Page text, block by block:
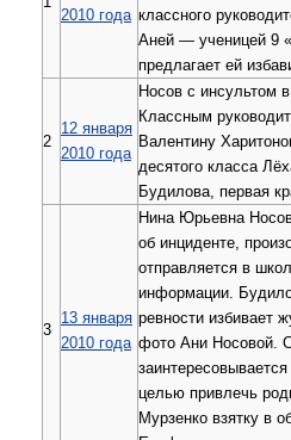
2010 года классного
Аней — ученицей 9
предлагает ей
2
12 января
2010 года
Носов с инсультом
Классным
Валентину
десятого класса
Будилова, первая
3
13 января
2010 года
Нина Юрьевна
об инциденте,
отправляется в
информации.
ревности избивает
фото Ани Носовой.
целью привлечь
Мурзенко взятку в